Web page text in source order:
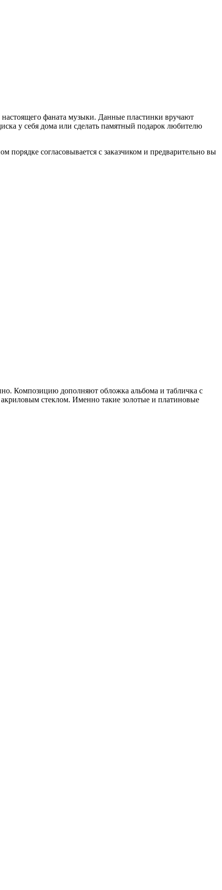
фаната музыки. Данные пластинки вручают
у себя дома или сделать памятный подарок любителю
согласовывается с заказчиком и предварительно вы
Композицию дополняют обложка альбома и табличка с
стеклом. Именно такие золотые и платиновые